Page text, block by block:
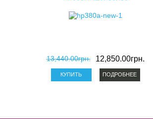
13,440.00грн. 12,850.00грн.
ПОДРОБНЕЕ